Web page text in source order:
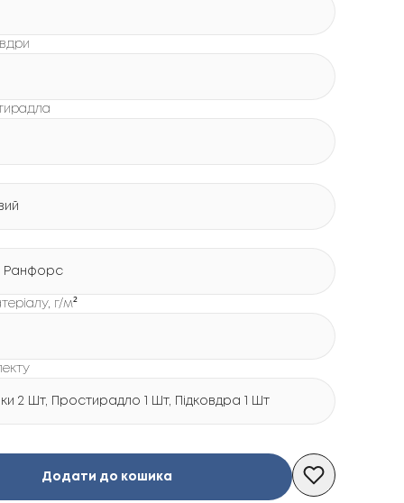
Ранфорс
г/м²
2 Шт, Простирадло 1 Шт, Підковдра 1 Шт
Додати до кошика